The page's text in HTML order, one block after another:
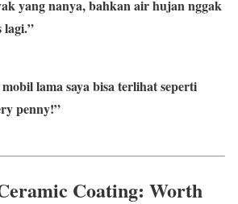
yang nanya, bahkan air hujan nggak
lagi.”
lama saya bisa terlihat seperti
penny!”
Coating: Worth